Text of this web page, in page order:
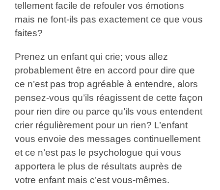
tellement facile de refouler vos émotions
mais ne font-ils pas exactement ce que vous
faites?
Prenez un enfant qui crie; vous allez
probablement être en accord pour dire que
ce n’est pas trop agréable à entendre, alors
pensez-vous qu’ils réagissent de cette façon
pour rien dire ou parce qu’ils vous entendent
crier régulièrement pour un rien? L’enfant
vous envoie des messages continuellement
et ce n’est pas le psychologue qui vous
apportera le plus de résultats auprès de
votre enfant mais c’est vous-mêmes.